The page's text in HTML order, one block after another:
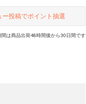
ー投稿でポイント抽選
は商品出荷48時間後から30日間です